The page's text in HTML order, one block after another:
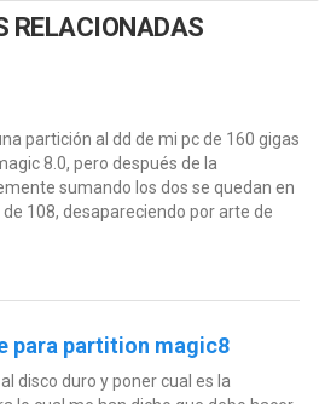
RELACIONADAS
partición al dd de mi pc de 160 gigas
8.0, pero después de la
sumando los dos se quedan en
108, desapareciendo por arte de
para partition magic8
disco duro y poner cual es la